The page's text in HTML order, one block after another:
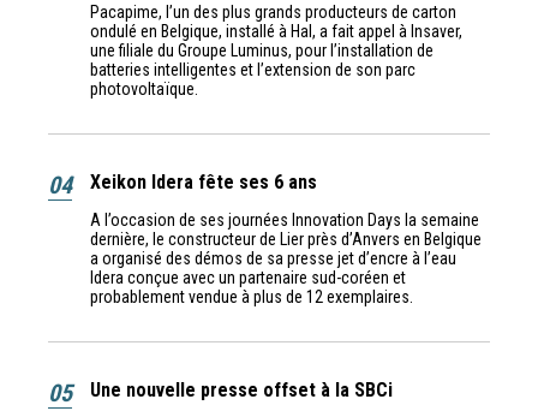
Pacapime, l’un des plus grands producteurs de carton
ondulé en Belgique, installé à Hal, a fait appel à Insaver,
une filiale du Groupe Luminus, pour l’installation de
batteries intelligentes et l’extension de son parc
photovoltaïque.
04 Xeikon Idera fête ses 6 ans
A l’occasion de ses journées Innovation Days la semaine
dernière, le constructeur de Lier près d’Anvers en Belgique
a organisé des démos de sa presse jet d’encre à l’eau
Idera conçue avec un partenaire sud-coréen et
probablement vendue à plus de 12 exemplaires.
05 Une nouvelle presse offset à la SBCi